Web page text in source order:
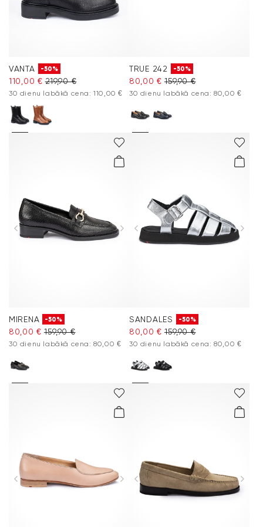
VANTA -50%
110,00 € 219,90 €
30 dienu labākā cena: 110,00 €
TRUE 242 -50%
80,00 € 159,90 €
30 dienu labākā cena: 80,00 €
MIRENA -50%
80,00 € 159,90 €
30 dienu labākā cena: 80,00 €
SANDALES -50%
80,00 € 159,90 €
30 dienu labākā cena: 80,00 €